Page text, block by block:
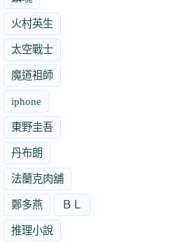
火村英生
太空戰士
魔道祖師
iphone
東野圭吾
丹布朗
法蘭克肉舖
鄭多燕 ＢＬ
推理小說